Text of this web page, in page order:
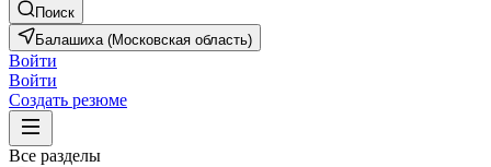
Поиск
Балашиха (Московская область)
Войти
Войти
Создать резюме
Все разделы